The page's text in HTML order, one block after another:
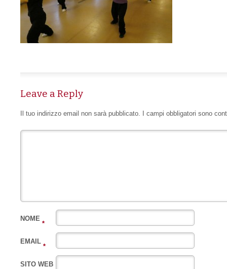
Leave a Reply
Il tuo indirizzo email non sarà pubblicato. I campi obbligatori sono
NOME
*
EMAIL
*
SITO WEB